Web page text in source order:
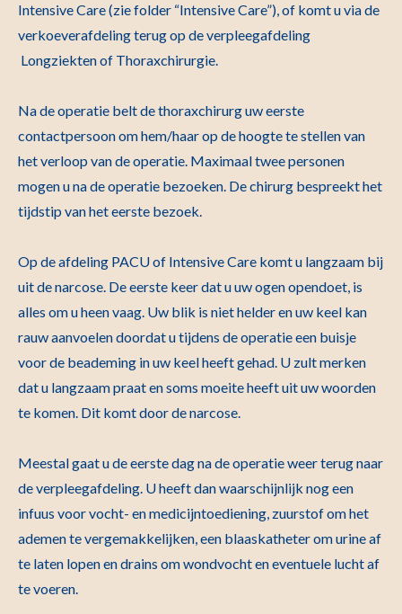
Intensive Care (zie folder “Intensive Care”), of komt u via de
verkoeverafdeling terug op de verpleegafdeling
Longziekten of Thoraxchirurgie.
Na de operatie belt de thoraxchirurg uw eerste
contactpersoon om hem/haar op de hoogte te stellen van
het verloop van de operatie. Maximaal twee personen
mogen u na de operatie bezoeken. De chirurg bespreekt het
tijdstip van het eerste bezoek.
Op de afdeling PACU of Intensive Care komt u langzaam bij
uit de narcose. De eerste keer dat u uw ogen opendoet, is
alles om u heen vaag. Uw blik is niet helder en uw keel kan
rauw aanvoelen doordat u tijdens de operatie een buisje
voor de beademing in uw keel heeft gehad. U zult merken
dat u langzaam praat en soms moeite heeft uit uw woorden
te komen. Dit komt door de narcose.
Meestal gaat u de eerste dag na de operatie weer terug naar
de verpleegafdeling. U heeft dan waarschijnlijk nog een
infuus voor vocht- en medicijntoediening, zuurstof om het
ademen te vergemakkelijken, een blaaskatheter om urine af
te laten lopen en drains om wondvocht en eventuele lucht af
te voeren.